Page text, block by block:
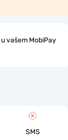
u vašem MobiPay
SMS